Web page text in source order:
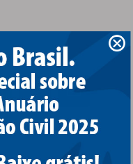
notícia!
Pinterest